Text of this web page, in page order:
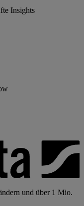
Insights
und über 1 Mio.